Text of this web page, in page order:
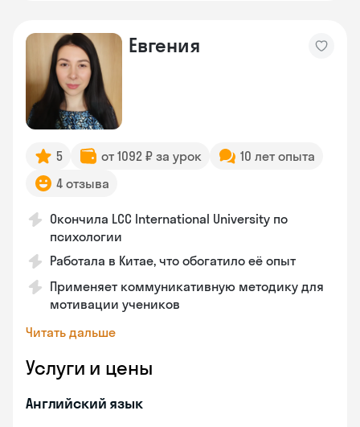
Евгения
5 от 1092 ₽ за урок
10 лет опыта
4 отзыва
Окончила LCC International University по
психологии
Работала в Китае, что обогатило её опыт
Применяет коммуникативную методику для
мотивации учеников
Читать дальше
Услуги и цены
Английский язык